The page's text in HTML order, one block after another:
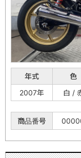
年式 色
2007年
白 /
商品番号